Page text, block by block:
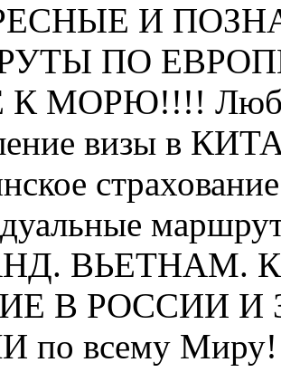
И
ПО
МОРЮ!!!!
визы в
ВЬЕТНАМ.
В РОССИИ
по всему Миру!